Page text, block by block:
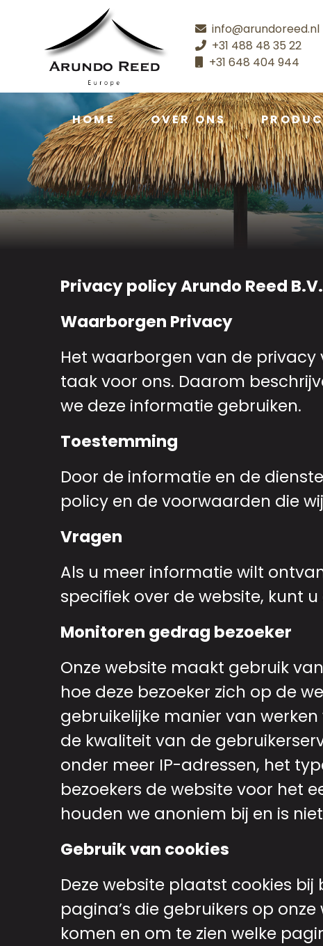
info@arundoreed.nl
+31 488 48 35 22
+31 648 404 944
HOME OVER ONS
Privacy policy Arundo Reed B.V.
Waarborgen Privacy
Het waarborgen van de privacy
taak voor ons. Daarom
we deze informatie gebruiken.
Toestemming
Door de informatie en de
policy en de voorwaarden die
Vragen
Als u meer informatie wilt
specifiek over de website, kunt
Monitoren gedrag bezoeker
Onze website maakt gebruik
hoe deze bezoeker zich op de
gebruikelijke manier van
de kwaliteit van de
onder meer IP-adressen, het
bezoekers de website voor het
houden we anoniem bij en is
Gebruik van cookies
Deze website plaatst cookies
pagina’s die gebruikers op
komen en om te zien welke